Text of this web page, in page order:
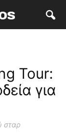
Tour:
για
σταρ